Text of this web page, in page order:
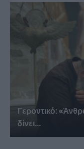
Γεροντικό:
δίνει...